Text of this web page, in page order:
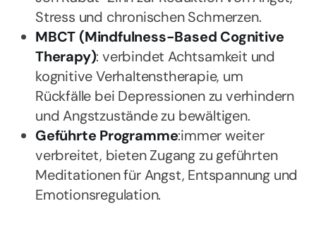
Stress und chronischen Schmerzen.
MBCT (Mindfulness-Based Cognitive
Therapy): verbindet Achtsamkeit und
kognitive Verhaltenstherapie, um
Rückfälle bei Depressionen zu verhindern
und Angstzustände zu bewältigen.
Geführte Programme:immer weiter
verbreitet, bieten Zugang zu geführten
Meditationen für Angst, Entspannung und
Emotionsregulation.